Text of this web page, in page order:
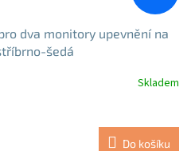
dva monitory upevnění na
šedá
Skladem
Do košíku